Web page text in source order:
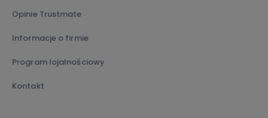
Opinie Trustmate
Informacje o firmie
Program lojalnościowy
Kontakt